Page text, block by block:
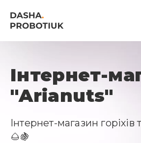
Інтернет-
"Arianuts"
Інтернет-магазин горіхів
🌰🍇